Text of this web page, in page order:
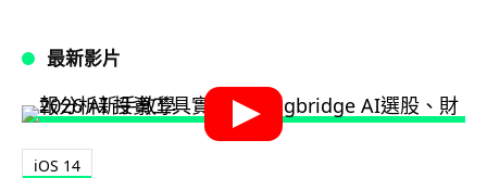
最新影片
iOS 14